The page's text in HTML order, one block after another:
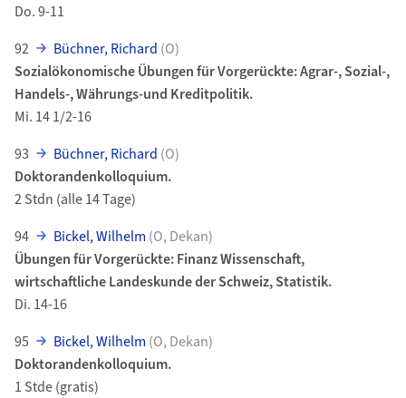
Do. 9-11
92
Büchner, Richard (O)
Sozialökonomische Übungen für Vorgerückte: Agrar-, Sozial-,
Handels-, Währungs-und Kreditpolitik.
Mi. 14 1/2-16
93
Büchner, Richard (O)
Doktorandenkolloquium.
2 Stdn (alle 14 Tage)
94
Bickel, Wilhelm (O, Dekan)
Übungen für Vorgerückte: Finanz Wissenschaft,
wirtschaftliche Landeskunde der Schweiz, Statistik.
Di. 14-16
95
Bickel, Wilhelm (O, Dekan)
Doktorandenkolloquium.
1 Stde (gratis)